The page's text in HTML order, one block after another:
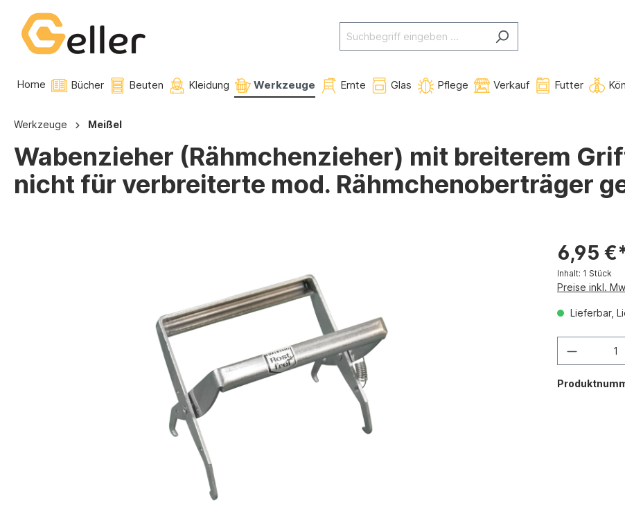
Home Bücher Beuten Kleidung Werkzeuge Ernte Glas Pflege Verkauf Futter
Werkzeuge Meißel
Wabenzieher (Rähmchenzieher) mit breiterem
nicht für verbreiterte mod. Rähmchenoberträger
6,95
Inhalt: 1 Stück
Preise inkl.
Lieferbar,